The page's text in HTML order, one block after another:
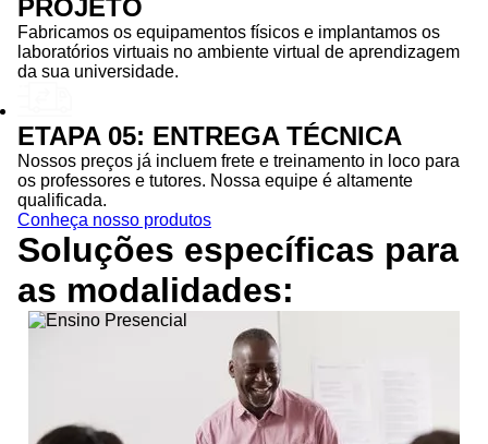
PROJETO
Fabricamos os equipamentos físicos e implantamos os
laboratórios virtuais no ambiente virtual de aprendizagem
da sua universidade.
ETAPA 05: ENTREGA TÉCNICA
Nossos preços já incluem frete e treinamento in loco para
os professores e tutores. Nossa equipe é altamente
qualificada.
Conheça nosso produtos
Soluções específicas para
as modalidades: